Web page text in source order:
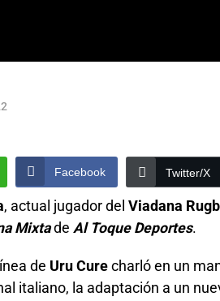
Facebook Twitter/X
, actual jugador del Viadana
Mixtade Al Toque Deportes.
de Uru Cure charló en un
italiano, la adaptación a un